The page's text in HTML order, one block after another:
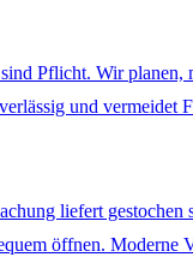
Pflicht. Wir
und
liefert
öffnen. Moderne